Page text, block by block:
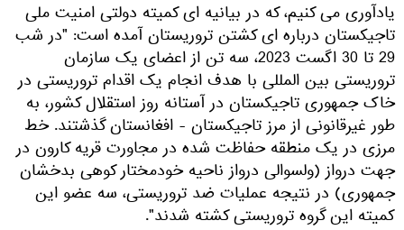
یادآوری می کنیم، که در بیانیه ای کمیته دولتی امنیت ملی
تاجیکستان درباره ای کشتن تروریستان آمده است: "در شب
29 تا 30 اگست 2023، سه تن از اعضای یک سازمان
تروریستی بین المللی با هدف انجام یک اقدام تروریستی در
خاک جمهوری تاجیکستان در آستانه روز استقلال کشور، به
طور غیرقانونی از مرز تاجیکستان - افغانستان گذشتند. خط
مرزی در یک منطقه حفاظت شده در مجاورت قریه کارون در
جهت درواز (ولسوالی درواز ناحیه خودمختار کوهی بدخشان
جمهوری) در نتیجه عملیات ضد تروریستی، سه عضو این
کمیته این گروه تروریستی کشته شدند".